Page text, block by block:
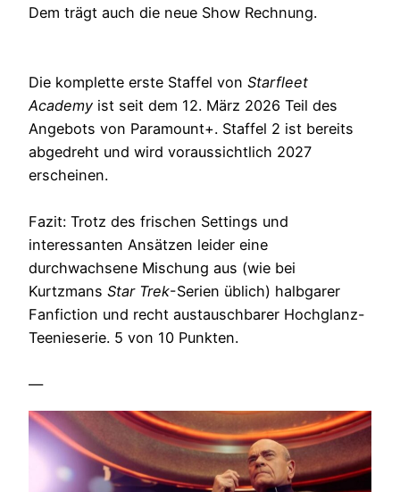
Dem trägt auch die neue Show Rechnung.
Die komplette erste Staffel von Starfleet
Academy ist seit dem 12. März 2026 Teil des
Angebots von Paramount+. Staffel 2 ist bereits
abgedreht und wird voraussichtlich 2027
erscheinen.
Fazit: Trotz des frischen Settings und
interessanten Ansätzen leider eine
durchwachsene Mischung aus (wie bei
Kurtzmans Star Trek-Serien üblich) halbgarer
Fanfiction und recht austauschbarer Hochglanz-
Teenieserie. 5 von 10 Punkten.
—